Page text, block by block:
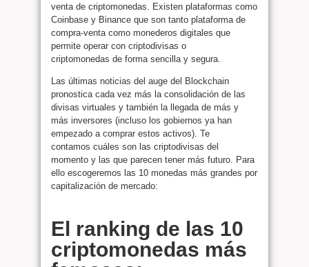
venta de criptomonedas. Existen plataformas como
Coinbase y Binance que son tanto plataforma de
compra-venta como monederos digitales que
permite operar con criptodivisas o
criptomonedas de forma sencilla y segura.
Las últimas noticias del auge del Blockchain
pronostica cada vez más la consolidación de las
divisas virtuales y también la llegada de más y
más inversores (incluso los gobiernos ya han
empezado a comprar estos activos). Te
contamos cuáles son las criptodivisas del
momento y las que parecen tener más futuro. Para
ello escogeremos las 10 monedas más grandes por
capitalización de mercado:
El ranking de las 10
criptomonedas más